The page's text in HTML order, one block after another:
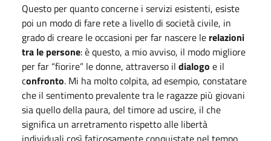
Questo per quanto concerne i servizi esistenti, esiste
poi un modo di fare rete a livello di società civile, in
grado di creare le occasioni per far nascere le relazioni
tra le persone: è questo, a mio avviso, il modo migliore
per far “fiorire” le donne, attraverso il dialogo e il
confronto. Mi ha molto colpita, ad esempio, constatare
che il sentimento prevalente tra le ragazze più giovani
sia quello della paura, del timore ad uscire, il che
significa un arretramento rispetto alle libertà